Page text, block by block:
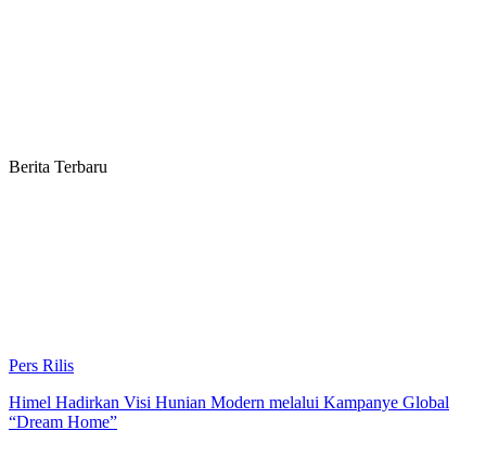
Berita Terbaru
Pers Rilis
Himel Hadirkan Visi Hunian Modern melalui Kampanye Global
“Dream Home”